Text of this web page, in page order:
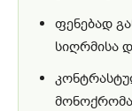
ფენებად
სიღრმისა